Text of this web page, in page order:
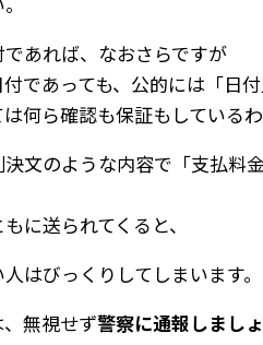
あれば、なおさらですが
であっても、公的には「日
何ら確認も保証もしているわ
文のような内容で「支払料
に送られてくると、
はびっくりしてしまいます。
無視せず警察に通報しましょ